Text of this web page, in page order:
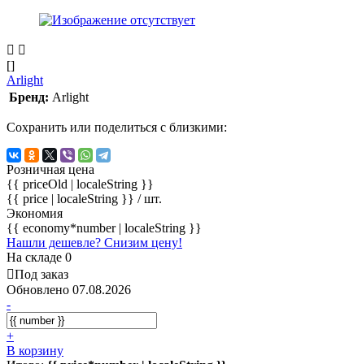
[]
Arlight
Бренд: Arlight
Сохранить или поделиться с близкими:
Розничная цена
{{ priceOld | localeString }}
{{ price | localeString }} / шт.
Экономия
{{ economy*number | localeString }}
Нашли дешевле? Снизим цену!
На складе 0
Под заказ
Обновлено 07.08.2026
-
+
В корзину